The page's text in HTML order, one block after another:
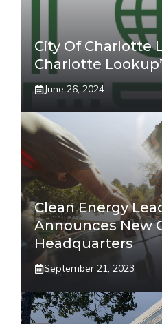
City Of Charlotte
Charlotte
June 26, 2024
Clean Energy
Announces New
Headquarters
September 21, 2023